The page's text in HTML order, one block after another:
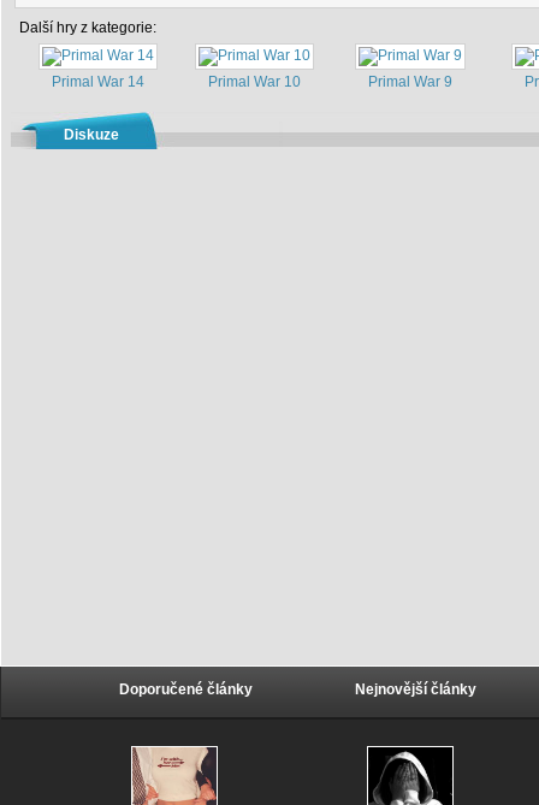
Další hry z kategorie:
Primal War 14 Primal War 10 Primal War 9
Diskuze
Doporučené články Nejnovější články